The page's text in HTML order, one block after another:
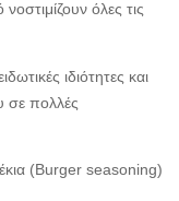
όλες τις
ιδιότητες και
σε πολλές
(Burger seasoning)